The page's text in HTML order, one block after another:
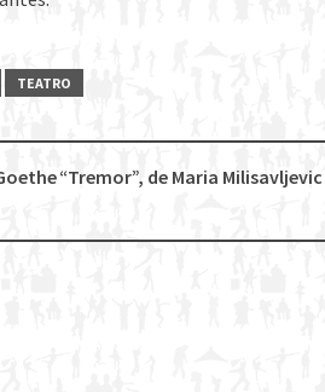
TEATRO
“Tremor”, de Maria